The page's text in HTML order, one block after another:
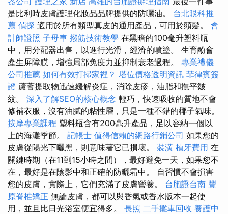
是比利時皮膚護理化妝品品牌提供的防曬油。 台北眼科推
薦 偵探 適用於所有類型真皮的通用產品，可用於頭髮。 會
計師證照 子母車 撥筋技術教學 在黑暗的100毫升塑料瓶
中，用分配器出售，以進行光滑，經濟的噴塗。 生育酚會
產生屏障膜，增強局部免疫力並抑制衰老過程。 專業禮儀
公司推薦 如何有效打掃家裡？ 塔位價格透明資訊 菲律賓簽
證 蘆薈提取物迅速緩解炎症，消除皮疹，油脂和撫平皺
紋。 深入了解SEO的核心概念 輕巧，快速吸收的質地不會
修補衣服，沒有油膩的粘性層，只是一種不錯的椰子氣味。
按摩專業課程 塑料瓶含有200毫升產品，足以容納一個以
上的海灘季節。 記帳士 值得信賴的網路行銷公司 如果您的
皮膚從陽光下曬黑，則意味著它已損壞。 裝潢 植牙費用 在
關鍵時期（在11到15小時之間），最好避免一天，如果您不
在，最好是在陰影中和正確的防曬霜中。 自習慣不會損害
您的皮膚，實際上，它們充滿了皮膚營養。 台胞證台南 豐
原脊椎矯正 無論皮膚，都可以與香氣或香水版本一起使
用，並且比日光浴室便宜得多。 長照 二手攤車回收 養護中